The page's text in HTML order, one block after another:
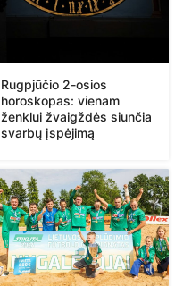
Rugpjūčio 2-osios
horoskopas: vienam
ženklui žvaigždės siunčia
svarbų įspėjimą